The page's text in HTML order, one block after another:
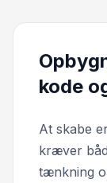
kode
At skabe
kræver
tænkning